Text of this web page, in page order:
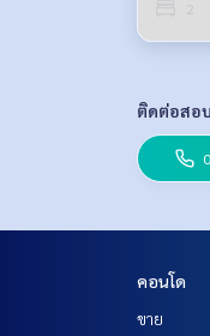
ติดต่อสอ
คอนโด
ขาย